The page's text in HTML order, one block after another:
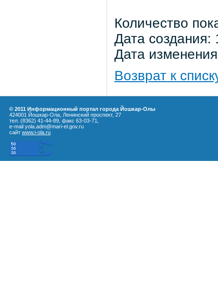
Количество
Дата
Дата
Возврат к
© 2011 Информационный портал города Йошкар-Олы
424001 Йошкар-Ола, Ленинский проспект, 27
тел. (8362) 41-44-89, факс 63-03-71,
e-mail yola.adm@mari-el.gov.ru
сайт www.i-ola.ru